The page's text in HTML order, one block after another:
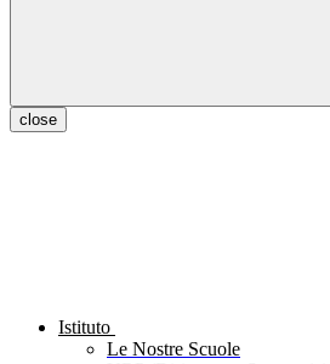
close
Istituto
Le Nostre Scuole